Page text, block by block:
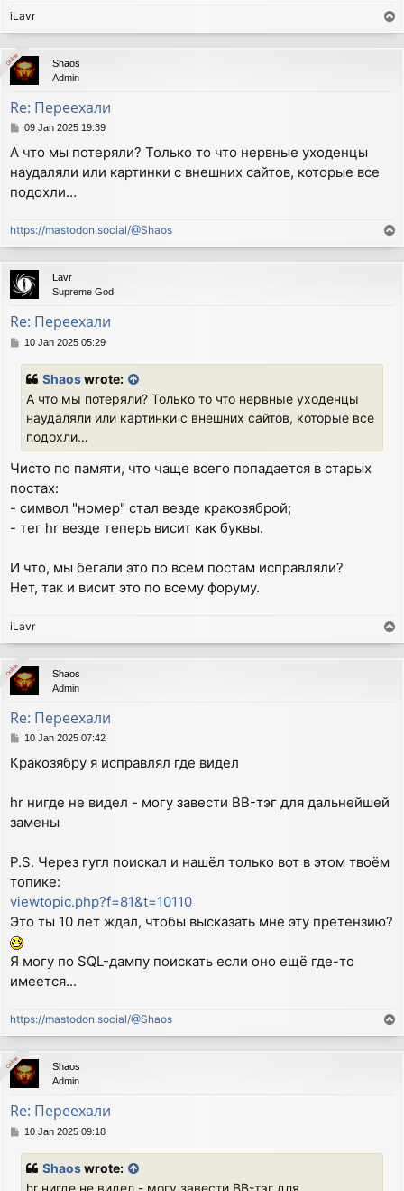
iLavr
o
p
Shaos
Admin
Re: Переехали
P
s
t
09 Jan 2025 19:39
А что мы потеряли? Только то что нервные уходенцы
наудаляли или картинки с внешних сайтов, которые все
подохли…
https://mastodon.social/@Shaos
o
p
Online
Online
Lavr
Supreme God
Re: Переехали
P10 Jan 2025 05:29
Shaoswrote:
А что мы потеряли? Только то что нервные уходенцы
наудаляли или картинки с внешних сайтов, которые все
подохли…
Чисто по памяти, что чаще всего попадается в старых
постах:
- символ "номер" стал везде кракозяброй;
- тег hr везде теперь висит как буквы.
И что, мы бегали это по всем постам исправляли?
Нет, так и висит это по всему форуму.
iLavr
o
p
Shaos
Admin
Re: Переехали
P
s
10 Jan 2025 07:42
Кракозябру я исправлял где видел
hr нигде не видел - могу завести BB-тэг для дальнейшей
замены
P.S. Через гугл поискал и нашёл только вот в этом твоём
топике:
viewtopic.php?f=81&t=10110
Это ты 10 лет ждал, чтобы высказать мне эту претензию?
Я могу по SQL-дампу поискать если оно ещё где-то
имеется...
https://mastodon.social/@Shaos
o
p
Online
Online
Shaos
Admin
Re: Переехали
P10 Jan 2025 09:18
Shaoswrote:
Online
Online